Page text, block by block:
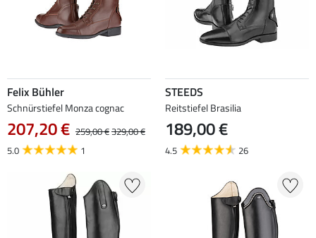
Felix Bühler
Schnürstiefel Monza cognac
207,20 € 259,00 €329,00 €
5.0
1
STEEDS
Reitstiefel Brasilia
189,00 €
4.5 26